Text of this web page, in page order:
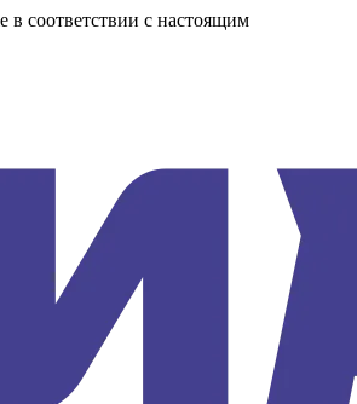
в соответствии с настоящим